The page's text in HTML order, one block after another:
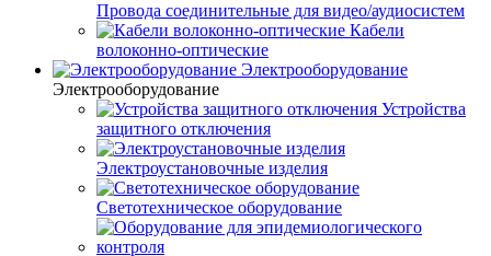
Провода соединительные для видео/аудиосистем
Кабели
волоконно-оптические
Электрооборудование
Электрооборудование
Устройства
защитного отключения
Электроустановочные изделия
Светотехническое оборудование